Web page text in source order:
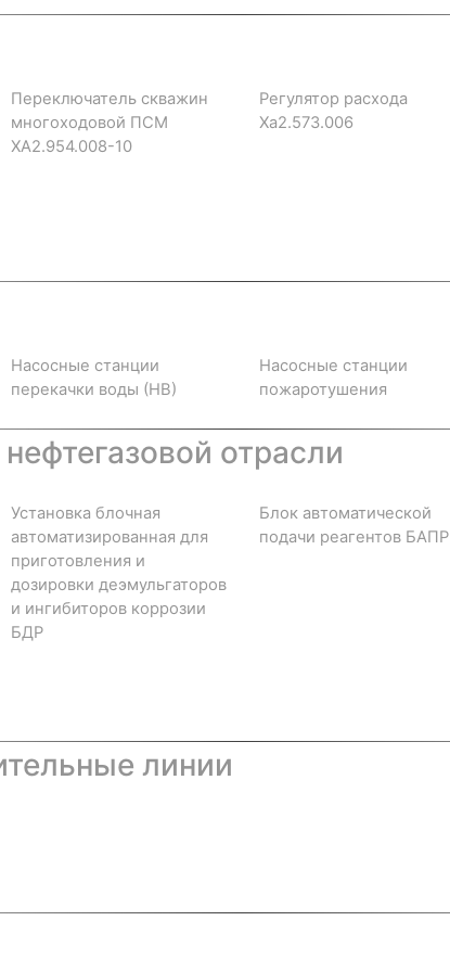
Переключатель скважин
многоходовой ПСМ
ХА2.954.008-10
Регулятор расхода
Ха2.573.006
Насосные станции
перекачки воды (НВ)
Насосные станции
пожаротушения
отрасли
Установка блочная
автоматизированная для
приготовления и
дозировки деэмульгаторов
и ингибиторов коррозии
БДР
Блок автоматической
подачи реагентов БАПР
линии